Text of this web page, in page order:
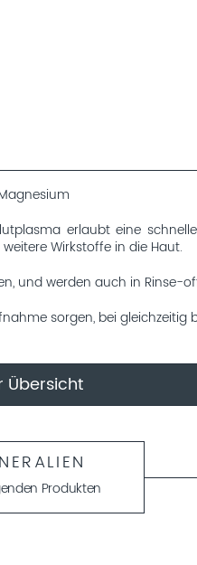
erlaubt eine
Wirkstoffe in die Haut.
und werden auch in Rinse-
sorgen, bei gleichzeitig
Übersicht
Produkten